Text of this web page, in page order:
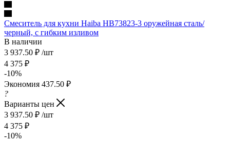
Смеситель для кухни Haiba HB73823-3 оружейная сталь/
черный, с гибким изливом
В наличии
3 937.50 ₽ /шт
4 375 ₽
-10%
Экономия 437.50 ₽
?
Варианты цен
3 937.50 ₽ /шт
4 375 ₽
-10%